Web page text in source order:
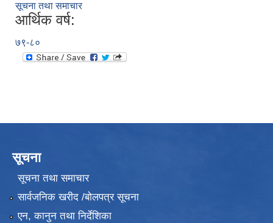
सूचना तथा समाचार
आर्थिक वर्ष:
७९-८०
सूचना
सूचना तथा समाचार
सार्वजनिक खरीद /बोलपत्र सूचना
एन, कानुन तथा निर्देशिका